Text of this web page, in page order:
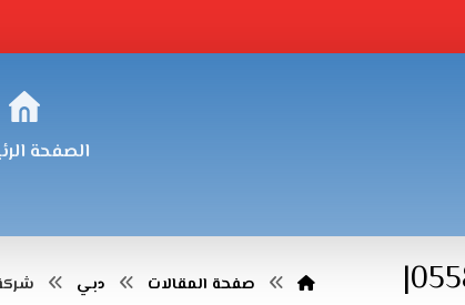
الصفحة
صفحة المقالات دبي شركة